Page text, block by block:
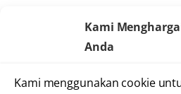
Kami
Anda
Kami menggunakan cookie
dokter anestesi menjaga
sedangkan perfusionist